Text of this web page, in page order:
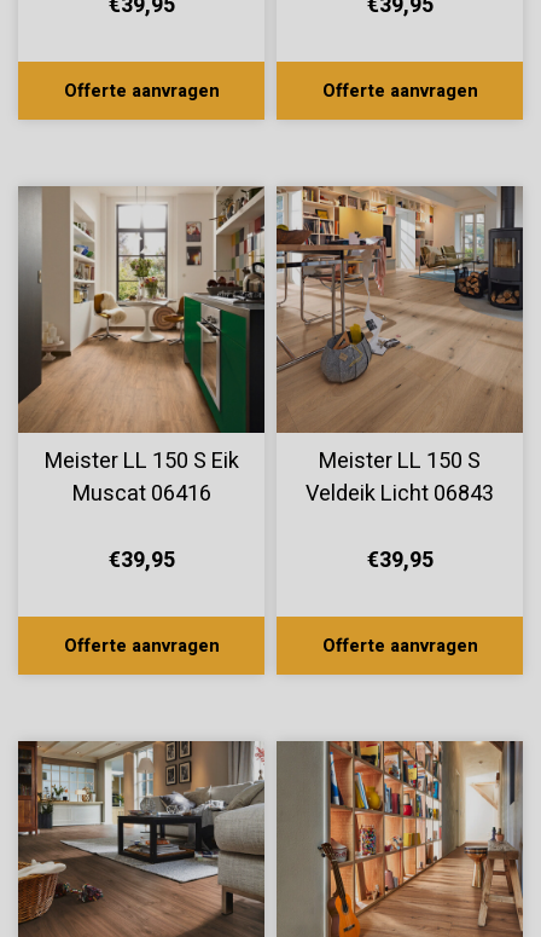
Offerte aanvragen Offerte aanvragen
Meister LL 150 S Eik
Muscat 06416
€39,95
Offerte aanvragen
Meister LL 150 S
Veldeik Licht 06843
€39,95
Offerte aanvragen